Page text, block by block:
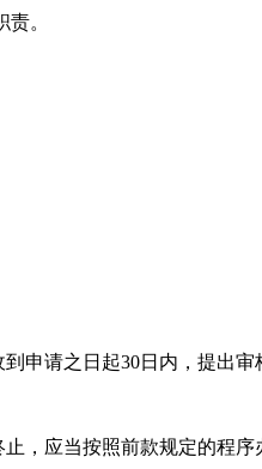
。
申请之日起30日内，提出审
，应当按照前款规定的程序